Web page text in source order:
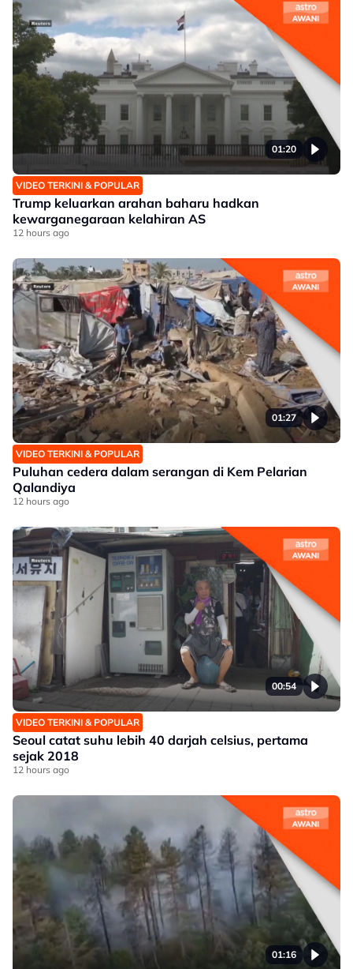
01:20
VIDEO TERKINI & POPULAR
Trump keluarkan arahan baharu hadkan
kewarganegaraan kelahiran AS
12 hours ago
01:27
VIDEO TERKINI & POPULAR
Puluhan cedera dalam serangan di Kem Pelarian
Qalandiya
12 hours ago
00:54
VIDEO TERKINI & POPULAR
Seoul catat suhu lebih 40 darjah celsius, pertama
sejak 2018
12 hours ago
01:16